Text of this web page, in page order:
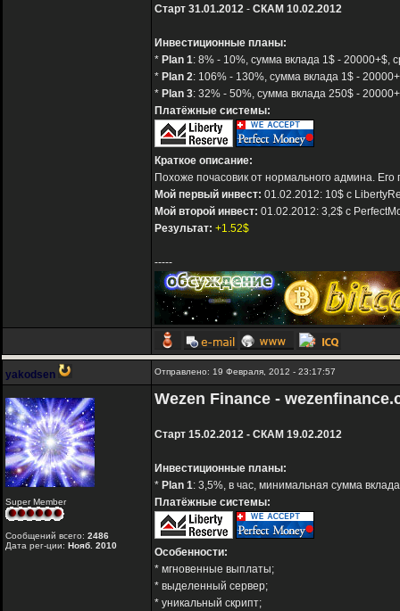
Старт 31.01.2012 - СКАМ 10.02.2012
Инвестиционные планы:
* Plan 1: 8% - 10%, сумма вклада 1$ - 20000+$,
* Plan 2: 106% - 130%, сумма вклада 1$ -
* Plan 3: 32% - 50%, сумма вклада 250$ -
Платёжные системы:
Краткое описание:
Похоже почасовик от нормального админа.
Мой первый инвест: 01.02.2012: 10$ с
Мой второй инвест: 01.02.2012: 3,2$ с
Результат: +1.52$
-----
yakodsen Отправлено: 19 Февраля, 2012 - 23:17:57
Super Member
Сообщений всего: 2486
Дата рег-ции: Нояб. 2010
Wezen Finance -
Старт 15.02.2012 - СКАМ 19.02.2012
Инвестиционные планы:
* Plan 1: 3,5%, в час, минимальная сумма
Платёжные системы:
Особенности:
* мгновенные выплаты;
* выделенный сервер;
* уникальный скрипт;